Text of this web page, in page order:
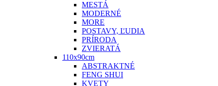
MESTÁ
MODERNÉ
MORE
POSTAVY, ĽUDIA
PRÍRODA
ZVIERATÁ
110x90cm
ABSTRAKTNÉ
FENG SHUI
KVETY